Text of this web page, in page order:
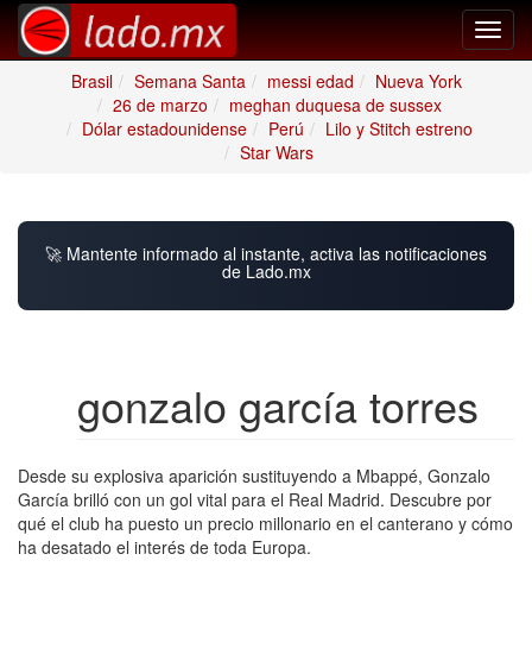
Brasil
Semana Santa messi edad
Nueva York
26 de marzo
meghan duquesa de sussex
Dólar estadounidense
Perú
Lilo y Stitch estreno
Star Wars
🚀 Mantente informado al instante, activa las notificaciones
de Lado.mx
gonzalo garcía torres
Desde su explosiva aparición sustituyendo a Mbappé, Gonzalo
García brilló con un gol vital para el Real Madrid. Descubre por
qué el club ha puesto un precio millonario en el canterano y cómo
ha desatado el interés de toda Europa.